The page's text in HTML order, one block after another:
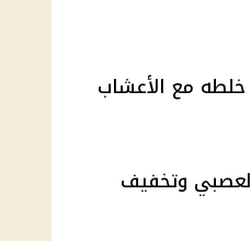
مع الأعشاب
وتخفيف